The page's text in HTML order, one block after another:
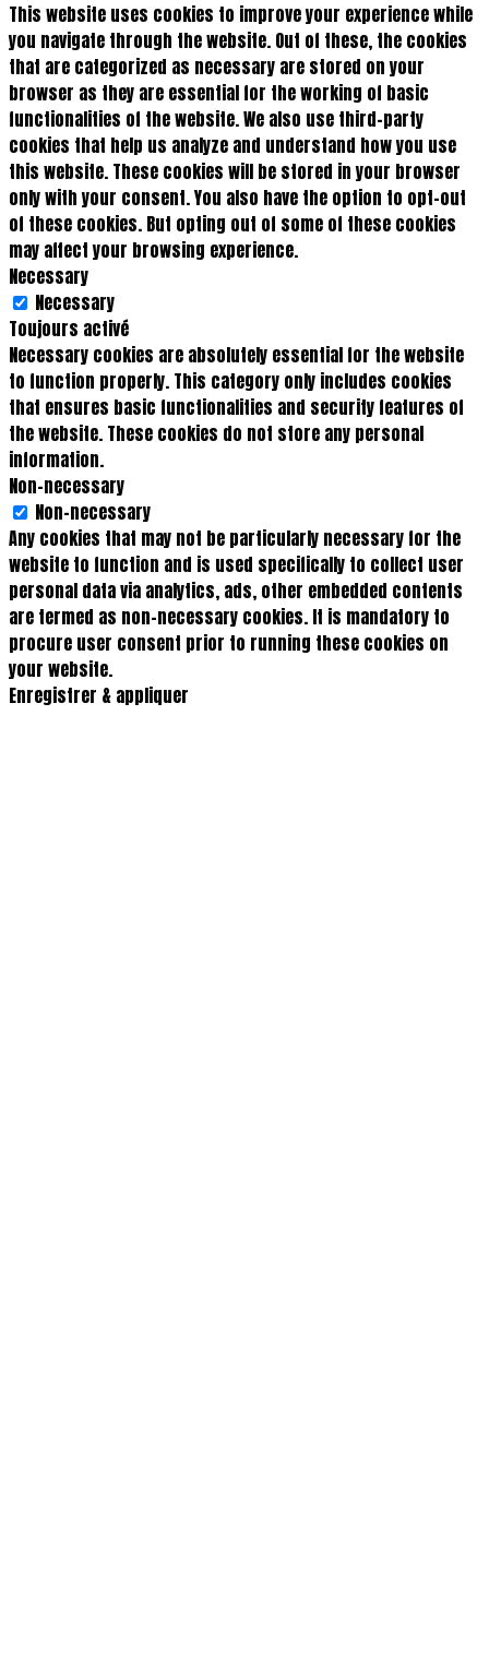
This website uses cookies to improve your experience while
you navigate through the website. Out of these, the cookies
that are categorized as necessary are stored on your
browser as they are essential for the working of basic
functionalities of the website. We also use third-party
cookies that help us analyze and understand how you use
this website. These cookies will be stored in your browser
only with your consent. You also have the option to opt-out
of these cookies. But opting out of some of these cookies
may affect your browsing experience.
Necessary
Necessary
Toujours activé
Necessary cookies are absolutely essential for the website
to function properly. This category only includes cookies
that ensures basic functionalities and security features of
the website. These cookies do not store any personal
information.
Non-necessary
Non-necessary
Any cookies that may not be particularly necessary for the
website to function and is used specifically to collect user
personal data via analytics, ads, other embedded contents
are termed as non-necessary cookies. It is mandatory to
procure user consent prior to running these cookies on
your website.
Enregistrer & appliquer